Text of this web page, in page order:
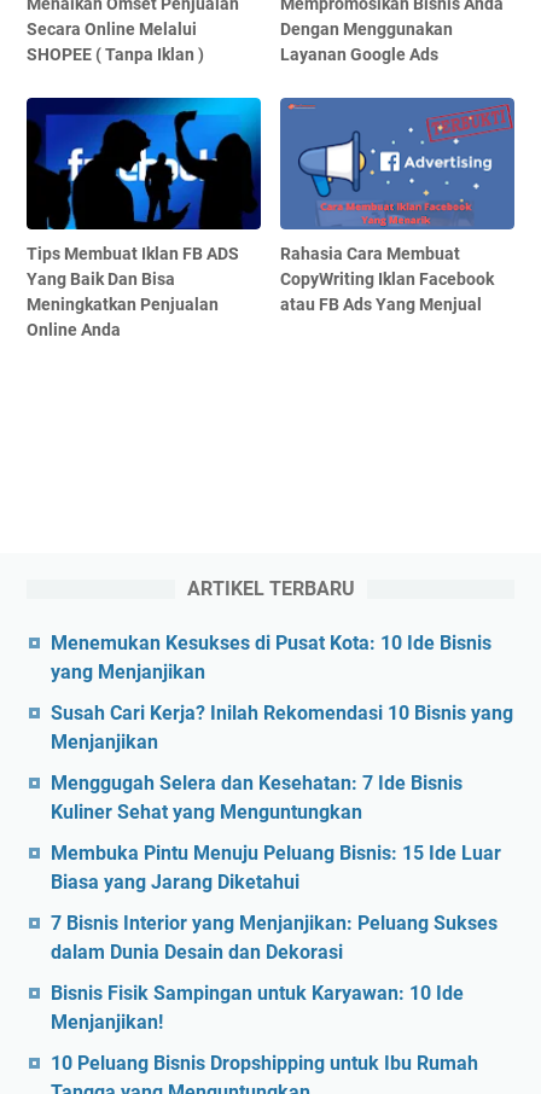
Secara Online Melalui
SHOPEE ( Tanpa Iklan )
Dengan Menggunakan
Layanan Google Ads
Tips Membuat Iklan FB ADS
Yang Baik Dan Bisa
Meningkatkan Penjualan
Online Anda
Rahasia Cara Membuat
CopyWriting Iklan Facebook
atau FB Ads Yang Menjual
ARTIKEL TERBARU
Menemukan Kesukses di Pusat Kota: 10 Ide Bisnis
yang Menjanjikan
Susah Cari Kerja? Inilah Rekomendasi 10 Bisnis yang
Menjanjikan
Menggugah Selera dan Kesehatan: 7 Ide Bisnis
Kuliner Sehat yang Menguntungkan
Membuka Pintu Menuju Peluang Bisnis: 15 Ide Luar
Biasa yang Jarang Diketahui
7 Bisnis Interior yang Menjanjikan: Peluang Sukses
dalam Dunia Desain dan Dekorasi
Bisnis Fisik Sampingan untuk Karyawan: 10 Ide
Menjanjikan!
10 Peluang Bisnis Dropshipping untuk Ibu Rumah